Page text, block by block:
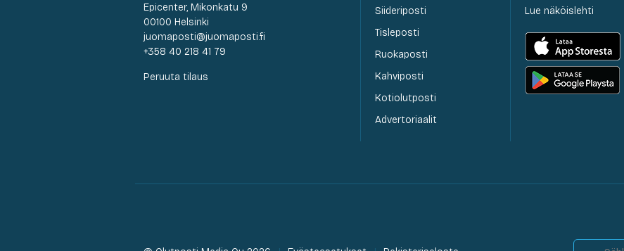
Epicenter, Mikonkatu 9
00100 Helsinki
juomaposti@juomaposti.fi
+358 40 218 41 79
Peruuta tilaus
Siideriposti
Tisleposti
Ruokaposti
Kahviposti
Kotiolutposti
Advertoriaalit
Lue näköislehti